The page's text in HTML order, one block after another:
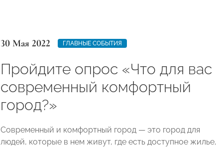
30 Мая 2022 ГЛАВНЫЕ СОБЫТИЯ
Пройдите опрос «Что для вас
современный комфортный
город?»
Современный и комфортный город — это город для
людей, которые в нем живут, где есть доступное жилье,